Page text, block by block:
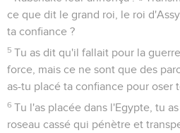
ce que dit le grand roi, le roi
ta confiance ?
5 Tu as dit qu'il fallait pour la
force, mais ce ne sont que des
as-tu placé ta confiance pour oser
6 Tu l'as placée dans l'Egypte, tu
roseau cassé qui pénètre et